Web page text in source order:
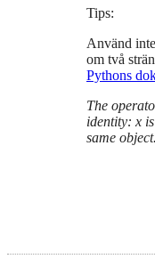
Tips:
Använd
om två
Pythons
The
identity: x is
same object.